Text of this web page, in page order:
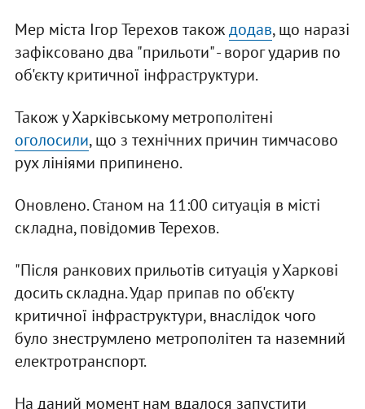
Мер міста Ігор Терехов такождодав, що наразі
зафіксовано два "прильоти" - ворог ударив по
об'єкту критичної інфраструктури.
Також у Харківському метрополітені
оголосили, що з технічних причин тимчасово
рух лініями припинено.
Оновлено. Станом на 11:00 ситуація в місті
складна, повідомив Терехов.
"Після ранкових прильотів ситуація у Харкові
досить складна. Удар припав по об'єкту
критичної інфраструктури, внаслідок чого
було знеструмлено метрополітен та наземний
електротранспорт.
На даний момент нам вдалося запустити